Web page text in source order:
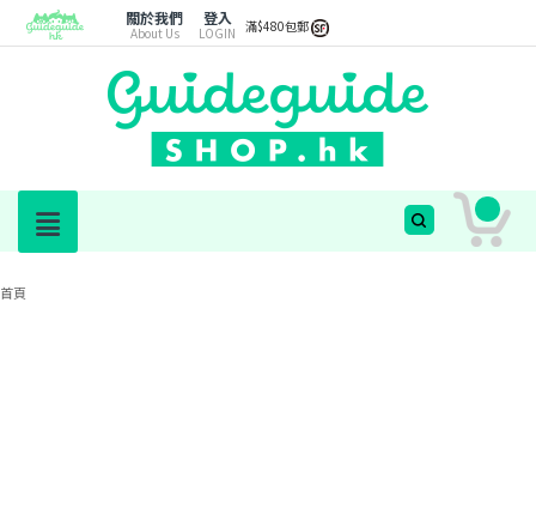
關於我們
About Us
登入
LOGIN 滿$480包郵
首頁